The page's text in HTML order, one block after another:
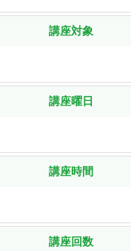
講座対象
講座曜日
講座時間
講座回数